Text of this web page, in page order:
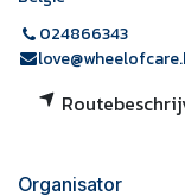
024866343
Organisator